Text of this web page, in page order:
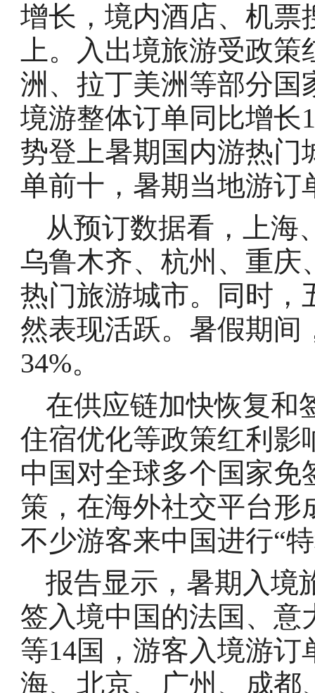
增长，境内酒店、机票
上。入出境旅游受政策
洲、拉丁美洲等部分国
境游整体订单同比增长
势登上暑期国内游热门
单前十，暑期当地游订
从预订数据看，上海
乌鲁木齐、杭州、重庆
热门旅游城市。同时，
然表现活跃。暑假期间
34%。
在供应链加快恢复和
住宿优化等政策红利影
中国对全球多个国家免
策，在海外社交平台形
不少游客来中国进行“
报告显示，暑期入境
签入境中国的法国、意
等14国，游客入境游订
海、北京、广州、成都